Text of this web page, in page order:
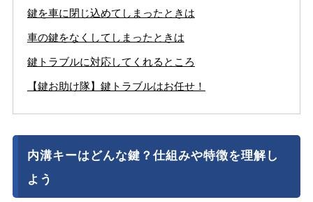
鍵を車に閉じ込めてしまったときは
車の鍵をなくしてしまったときは
鍵トラブルに対応してくれるところ
【鍵お助け隊】鍵トラブルはお任せ！
内溝キーはどんな鍵？仕組みや特徴を理解し
よう